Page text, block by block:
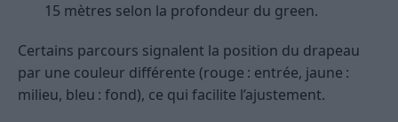
15 mètres selon la profondeur du green.
Certains parcours signalent la position du drapeau
par une couleur différente (rouge : entrée, jaune :
milieu, bleu : fond), ce qui facilite l’ajustement.